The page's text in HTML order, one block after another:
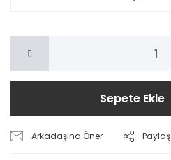
Sepete Ekle
Arkadaşına Öner Paylaş